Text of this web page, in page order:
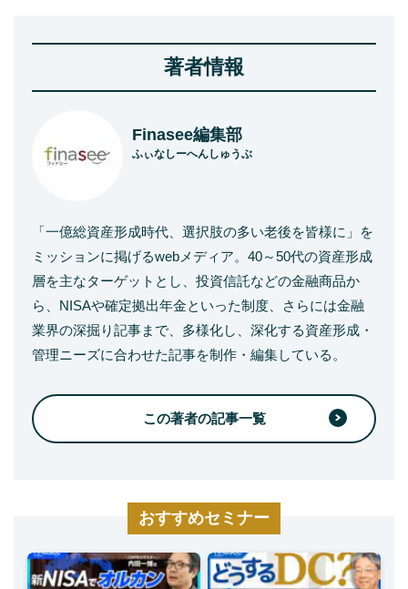
著者情報
Finasee編集部
ふぃなしーへんしゅうぶ
「一億総資産形成時代、選択肢の多い老後を皆様に」を
ミッションに掲げるwebメディア。40～50代の資産形成
層を主なターゲットとし、投資信託などの金融商品か
ら、NISAや確定拠出年金といった制度、さらには金融
業界の深掘り記事まで、多様化し、深化する資産形成・
管理ニーズに合わせた記事を制作・編集している。
この著者の記事一覧
おすすめセミナー